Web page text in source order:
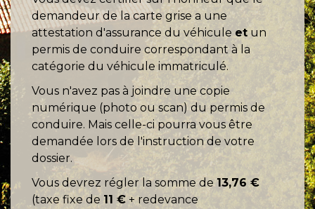
demandeur de la carte grise a une
attestation d'assurance du véhicule et un
permis de conduire correspondant à la
catégorie du véhicule immatriculé.
Vous n'avez pas à joindre une copie
numérique (photo ou scan) du permis de
conduire. Mais celle-ci pourra vous être
demandée lors de l'instruction de votre
dossier.
Vous devrez régler la somme de 13,76 €
(taxe fixe de 11 €+ redevance